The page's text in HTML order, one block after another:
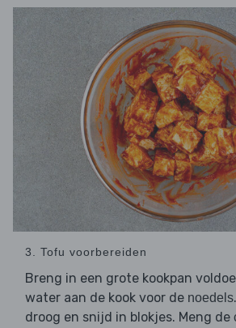
3. Tofu voorbereiden
Breng in een grote kookpan
water aan de kook voor de noedels
droog en snijd in blokjes. Meng de